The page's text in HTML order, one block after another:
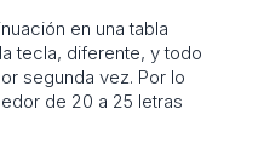
en una tabla
tecla, diferente, y todo
segunda vez. Por lo
de 20 a 25 letras